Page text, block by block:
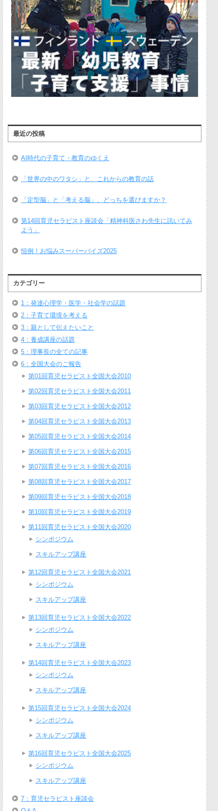
最近の投稿
AI時代の子育て・教育のゆくえ
「世界の中のワタシ」と、これからの教育の話
「定型脳」と「考える脳」、どっちを選びますか？
第14回育児セラピスト座談会「精神科医さわ先生に訊いてみ
よう」
恒例！お悩みスーパーバイズ2025
カテゴリー
1：発達心理学・医学・社会学の話題
2：子育て環境を考える
3：親として伝えたいこと
4：養成講座の話題
5：理事長の全ての記事
6：全国大会のご報告
第01回育児セラピスト全国大会2010
第02回育児セラピスト全国大会2011
第03回育児セラピスト全国大会2012
第04回育児セラピスト全国大会2013
第05回育児セラピスト全国大会2014
第06回育児セラピスト全国大会2015
第07回育児セラピスト全国大会2016
第08回育児セラピスト全国大会2017
第09回育児セラピスト全国大会2018
第10回育児セラピスト全国大会2019
第11回育児セラピスト全国大会2020
シンポジウム
スキルアップ講座
第12回育児セラピスト全国大会2021
シンポジウム
スキルアップ講座
第13回育児セラピスト全国大会2022
シンポジウム
スキルアップ講座
第14回育児セラピスト全国大会2023
シンポジウム
スキルアップ講座
第15回育児セラピスト全国大会2024
シンポジウム
スキルアップ講座
第16回育児セラピスト全国大会2025
シンポジウム
スキルアップ講座
7：育児セラピスト座談会